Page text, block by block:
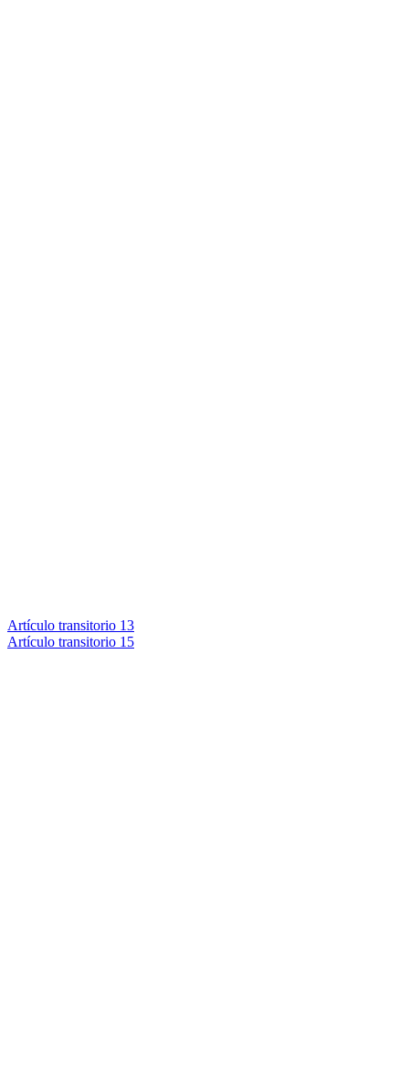
Artículo transitorio 13
Artículo transitorio 15